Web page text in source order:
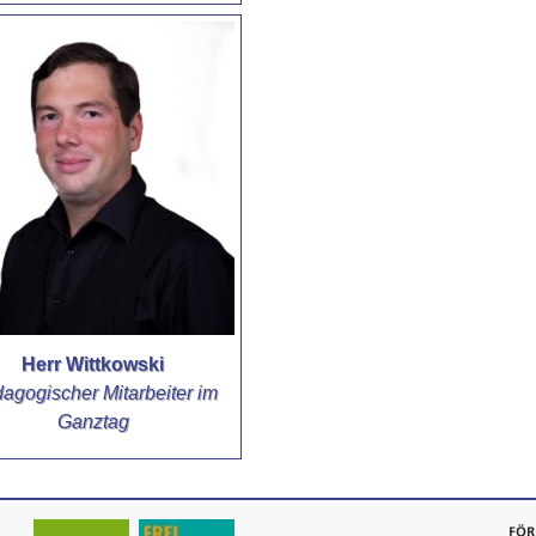
Herr Wittkowski
Mitarbeiter im
Ganztag